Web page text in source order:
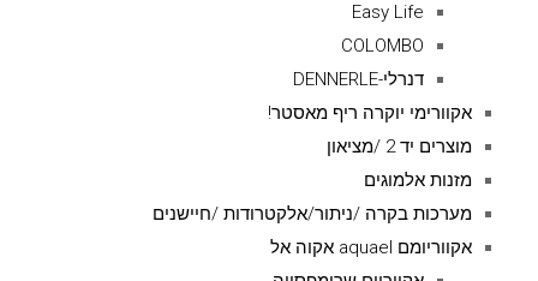
Easy Life
COLOMBO
דנרלי-DENNERLE
אקוורימי יוקרה ריף מאסטר!
מוצרים יד 2 /מציאון
מזנות אלמוגים
מערכות בקרה /ניתור/אלקטרודות /חיישנים
אקווריומם aquael אקוה אל